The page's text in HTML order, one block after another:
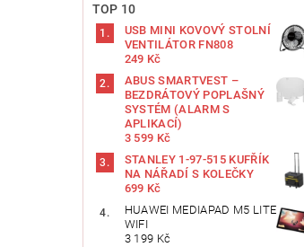
TOP 10
USB MINI KOVOVÝ STOLNÍ
VENTILÁTOR FN808
249 Kč
ABUS SMARTVEST –
BEZDRÁTOVÝ POPLAŠNÝ
SYSTÉM (ALARM S
APLIKACÍ)
3 599 Kč
STANLEY 1-97-515 KUFŘÍK
NA NÁŘADÍ S KOLEČKY
699 Kč
HUAWEI MEDIAPAD M5 LITE
WIFI
3 199 Kč